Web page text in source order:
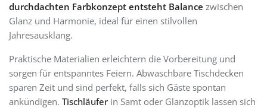
durchdachten Farbkonzept entsteht Balance zwischen
Glanz und Harmonie, ideal für einen stilvollen
Jahresausklang.
Praktische Materialien erleichtern die Vorbereitung und
sorgen für entspanntes Feiern. Abwaschbare Tischdecken
sparen Zeit und sind perfekt, falls sich Gäste spontan
ankündigen. Tischläufer in Samt oder Glanzoptik lassen sich